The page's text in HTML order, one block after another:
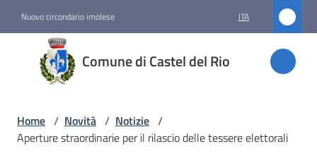
Nuovo circondario imolese ITA
Comune di Castel del Rio
Comune
di
Castel
Home / Novità / Notizie /
Aperture straordinarie per il rilascio delle tessere elettorali